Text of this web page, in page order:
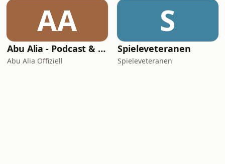
AA
Abu Alia - Podcast & Hörreisen
Abu Alia Offiziell
S
Spieleveteranen
Spieleveteranen